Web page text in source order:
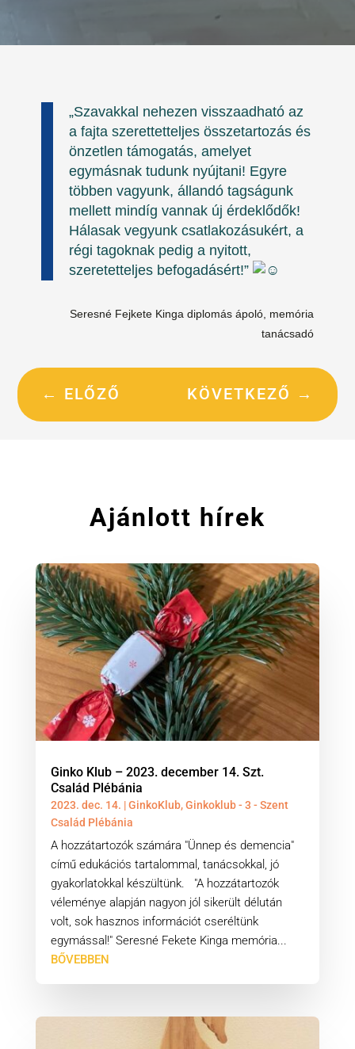
„Szavakkal nehezen visszaadható az
a fajta szerettetteljes összetartozás és
önzetlen támogatás, amelyet
egymásnak tudunk nyújtani! Egyre
többen vagyunk, állandó tagságunk
mellett mindíg vannak új érdeklődők!
Hálasak vegyunk csatlakozásukért, a
régi tagoknak pedig a nyitott,
szeretetteljes befogadásért!”
Seresné Fejkete Kinga diplomás ápoló, memória
tanácsadó
← ELŐZŐ KÖVETKEZŐ →
Ajánlott hírek
Ginko Klub – 2023. december 14. Szt.
Család Plébánia
2023. dec. 14. |GinkoKlub,Ginkoklub - 3 - Szent
Család Plébánia
A hozzátartozók számára "Ünnep és demencia"
című edukációs tartalommal, tanácsokkal, jó
gyakorlatokkal készültünk. "A hozzátartozók
véleménye alapján nagyon jól sikerült délután
volt, sok hasznos információt cseréltünk
egymással!" Seresné Fekete Kinga memória...
BŐVEBBEN